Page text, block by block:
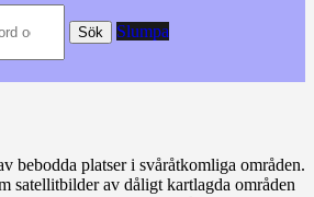
Sök Slumpa
bebodda platser i svåråtkomliga områden.
satellitbilder av dåligt kartlagda områden